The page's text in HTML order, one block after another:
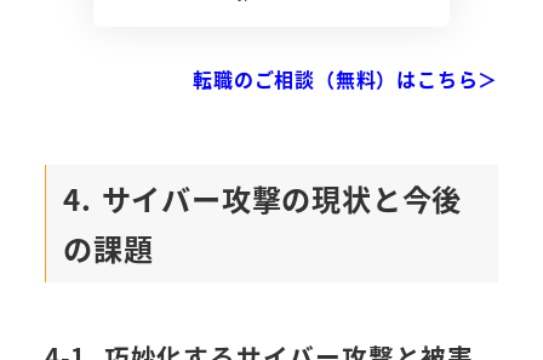
転職のご相談（無料）はこちら＞
4. サイバー攻撃の現状と今後
の課題